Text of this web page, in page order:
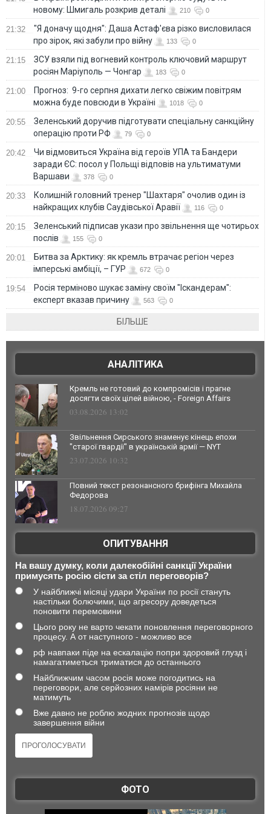
новому: Шмигаль розкрив деталі
210 0
21:32
"Я доначу щодня": Даша Астаф'єва різко висловилася
про зірок, які забули про війну
133 0
21:15
ЗСУ взяли під вогневий контроль ключовий маршрут
росіян Маріуполь — Чонгар
183 0
21:00
Прогноз: 9-го серпня дихати легко свіжим повітрям
можна буде повсюди в Україні
1018 0
20:55
Зеленський доручив підготувати спеціальну санкційну
операцію проти РФ
79 0
20:42
Чи відмовиться Україна від героїв УПА та Бандери
заради ЄС: посол у Польщі відповів на ультиматуми
Варшави
378 0
20:33
Колишній головний тренер "Шахтаря" очолив один із
найкращих клубів Саудівської Аравії
116 0
20:15
Зеленський підписав укази про звільнення ще чотирьох
послів
155 0
20:01
Битва за Арктику: як кремль втрачає регіон через
імперські амбіції, – ГУР
672 0
19:54
Росія терміново шукає заміну своїм "Іскандерам":
експерт вказав причину
563 0
БІЛЬШЕ
АНАЛІТИКА
Кремль не готовий до компромісів і прагне
досягти своїх цілей війною, - Foreign Affairs
03.08.2026 13:02
Звільнення Сирського знаменує кінець епохи
"старої гвардії" в українській армії — NYT
23.07.2026 10:32
Повний текст резонансного брифінга Михайла
Федорова
18.07.2026 09:27
ОПИТУВАННЯ
На вашу думку, коли далекобійні санкції України
примусять росію сісти за стіл переговорів?
У найближчі місяці удари України по росії стануть
настільки болючими, що агресору доведеться
поновити перемовини
Цього року не варто чекати поновлення переговорного
процесу. А от наступного - можливо все
рф навпаки піде на ескалацію попри здоровий глузд і
намагатиметься триматися до останнього
Найближчим часом росія може погодитись на
переговори, але серйозних намірів росіяни не
матимуть
Вже давно не роблю жодних прогнозів щодо
завершення війни
ФОТО